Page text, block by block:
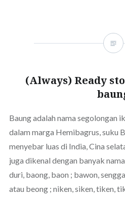
(Always) Ready
Baung adalah nama segolongan
dalam marga Hemibagrus, suku
menyebar luas di India, Cina
juga dikenal dengan banyak
duri, baong, baon ; bawon,
atau beong ; niken, siken, tiken,